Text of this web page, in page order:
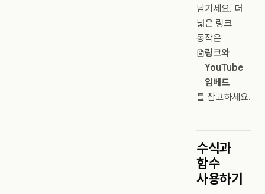
남기세요. 더
넓은 링크
동작은
링크와
YouTube
임베드
를 참고하세요.
수식과
함수
사용하기